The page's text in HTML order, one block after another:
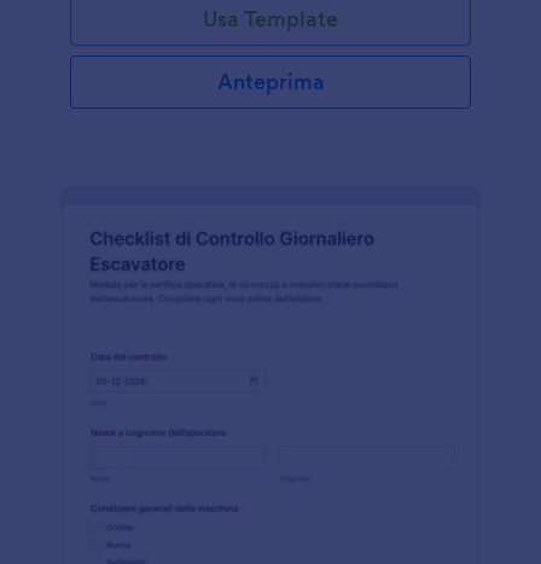
Usa Template
Anteprima